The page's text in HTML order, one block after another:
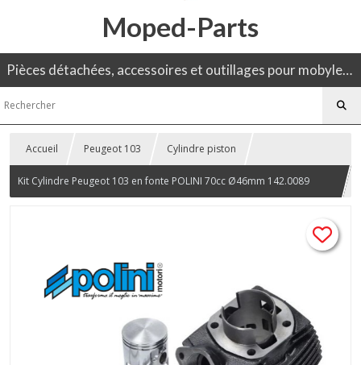
Moped-Parts
Pièces détachées, accessoires et outillages pour mobylette, 50CC, moto ancienne.
Accueil Peugeot 103 Cylindre piston
Kit Cylindre Peugeot 103 en fonte POLINI 70cc Ø46mm 142.0089